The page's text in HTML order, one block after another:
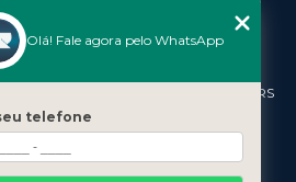
Endereço
Lojas 7 e 8 - Petrópolis - Porto Alegre - RS
- 90410-007
Olá! Fale agora pelo WhatsApp
telefone